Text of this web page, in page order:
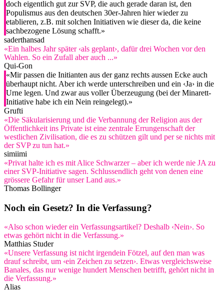
doch eigentlich gut zur SVP, die auch gerade daran ist, den
Populismus aus den deutschen 30er-Jahren hier wieder zu
etablieren, z.B. mit solchen Initiativen wie dieser da, die keine
sachbezogene Lösung schafft.»
saderthansad
«Ein halbes Jahr später ‹als geplant›, dafür drei Wochen vor den
Wahlen. So ein Zufall aber auch ...»
Qui-Gon
«Mir passen die Initianten aus der ganz rechts aussen Ecke auch
überhaupt nicht. Aber ich werde unterschreiben und ein ‹Ja› in die
Urne legen. Und zwar aus voller Überzeugung (bei der Minarett-
Initiative habe ich ein Nein reingelegt).»
Grufti
«Die Säkularisierung und die Verbannung der Religion aus der
Öffentlichkeit ins Private ist eine zentrale Errungenschaft der
westlichen Zivilisation, die es zu schützen gilt und per se nichts mit
der SVP zu tun hat.»
simiimi
«Privat halte ich es mit Alice Schwarzer – aber ich werde nie JA zu
einer SVP-Initiative sagen. Schlussendlich geht von denen eine
grössere Gefahr für unser Land aus.»
Thomas Bollinger
Noch ein Gesetz? In die Verfassung?
«Also schon wieder ein Verfassungsartikel? Deshalb ‹Nein›. So
etwas gehört nicht in die Verfassung.»
Matthias Studer
«Unsere Verfassung ist nicht irgendein Fötzel, auf den man was
drauf schreibt, um ‹ein Zeichen zu setzen›. Etwas vergleichsweise
Banales, das nur wenige hundert Menschen betrifft, gehört nicht in
die Verfassung.»
Alias